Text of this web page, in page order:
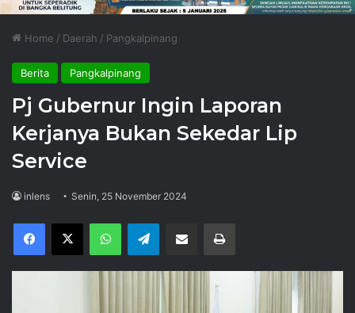
Home / Daerah / Pangkalpinang
Berita Pangkalpinang
Pj Gubernur Ingin Laporan
Kerjanya Bukan Sekedar Lip
Service
inlens Senin, 25 November 2024
Facebook
X WhatsAppTelegram Share via Email Print